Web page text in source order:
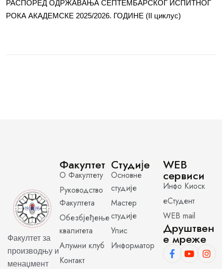
РАСПОРЕД ОДРЖАВАЊА СЕПТЕМБАРСКОГ ИСПИТНОГ
РОКА АКАДЕМСКЕ 2025/2026. ГОДИНЕ (II циклус)
Факултет за
производњу и
менаџмент
Факултет
О Факултету
Руководство
Факултета
Обезбјеђење
квалитета
Алумни клуб
Контакт
Студије
Основне
студије
Мастер
студије
Упис
Информатор
WEB
сервиси
Инфо Киоск
еСтудент
WEB mail
Друштвен
е мреже